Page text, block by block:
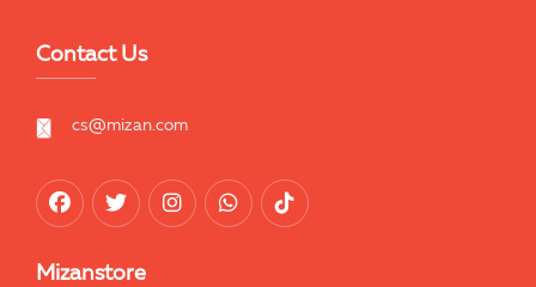
Contact Us
cs@mizan.com
Mizanstore